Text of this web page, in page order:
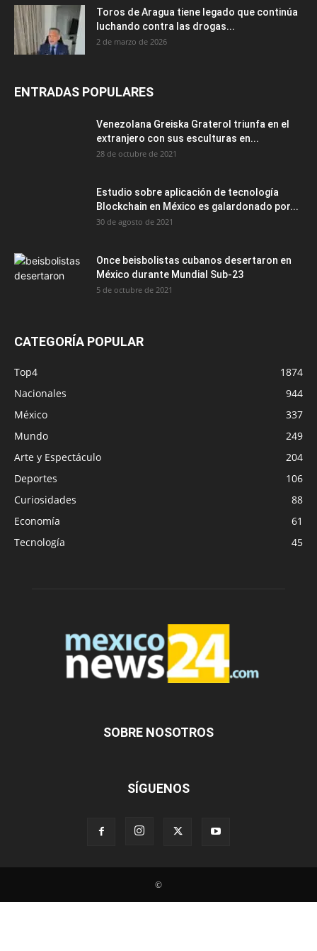
Toros de Aragua tiene legado que continúa
luchando contra las drogas...
2 de marzo de 2026
ENTRADAS POPULARES
Venezolana Greiska Graterol triunfa en el
extranjero con sus esculturas en...
28 de octubre de 2021
Estudio sobre aplicación de tecnología
Blockchain en México es galardonado por...
30 de agosto de 2021
Once beisbolistas cubanos desertaron en
México durante Mundial Sub-23
5 de octubre de 2021
CATEGORÍA POPULAR
Top4
1874
Nacionales
944
México
337
Mundo
249
Arte y Espectáculo
204
Deportes
106
Curiosidades
88
Economía
61
Tecnología
45
SOBRE NOSOTROS
SÍGUENOS
©